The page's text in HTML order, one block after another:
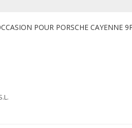
POUR PORSCHE CAYENNE